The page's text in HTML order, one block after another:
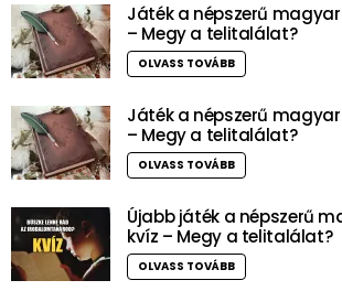
Játék a népszerű magyar
– Megy a telitalálat?
OLVASS TOVÁBB
Játék a népszerű magyar
– Megy a telitalálat?
OLVASS TOVÁBB
Újabb játék a népszerű
kvíz – Megy a telitalálat?
OLVASS TOVÁBB